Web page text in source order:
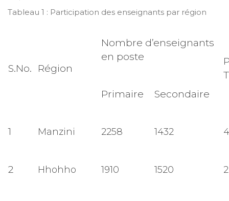
Tableau 1 : Participation des enseignants par région
S.No. Région
Nombre d’enseignants
en poste
Primaire
Secondaire
1 Manzini 2258 1432
2 Hhohho 1910 1520